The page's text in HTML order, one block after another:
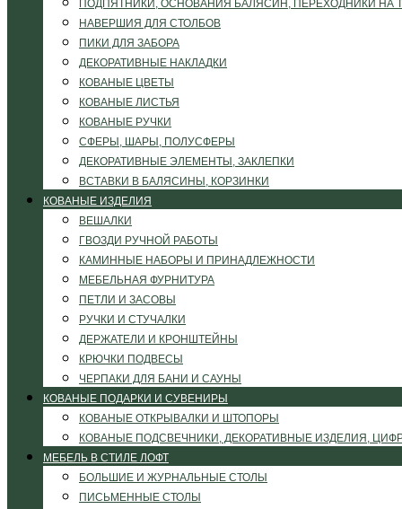
ПОДПЯТНИКИ, ОСНОВАНИЯ БАЛЯСИН, ПЕРЕХОДНИКИ НА
НАВЕРШИЯ ДЛЯ СТОЛБОВ
ПИКИ ДЛЯ ЗАБОРА
ДЕКОРАТИВНЫЕ НАКЛАДКИ
КОВАНЫЕ ЦВЕТЫ
КОВАНЫЕ ЛИСТЬЯ
КОВАНЫЕ РУЧКИ
СФЕРЫ, ШАРЫ, ПОЛУСФЕРЫ
ДЕКОРАТИВНЫЕ ЭЛЕМЕНТЫ, ЗАКЛЕПКИ
ВСТАВКИ В БАЛЯСИНЫ, КОРЗИНКИ
КОВАНЫЕ ИЗДЕЛИЯ
ВЕШАЛКИ
ГВОЗДИ РУЧНОЙ РАБОТЫ
КАМИННЫЕ НАБОРЫ И ПРИНАДЛЕЖНОСТИ
МЕБЕЛЬНАЯ ФУРНИТУРА
ПЕТЛИ И ЗАСОВЫ
РУЧКИ И СТУЧАЛКИ
ДЕРЖАТЕЛИ И КРОНШТЕЙНЫ
КРЮЧКИ ПОДВЕСЫ
ЧЕРПАКИ ДЛЯ БАНИ И САУНЫ
КОВАНЫЕ ПОДАРКИ И СУВЕНИРЫ
КОВАНЫЕ ОТКРЫВАЛКИ И ШТОПОРЫ
КОВАНЫЕ ПОДСВЕЧНИКИ, ДЕКОРАТИВНЫЕ ИЗДЕЛИЯ,
МЕБЕЛЬ В СТИЛЕ ЛОФТ
БОЛЬШИЕ И ЖУРНАЛЬНЫЕ СТОЛЫ
ПИСЬМЕННЫЕ СТОЛЫ